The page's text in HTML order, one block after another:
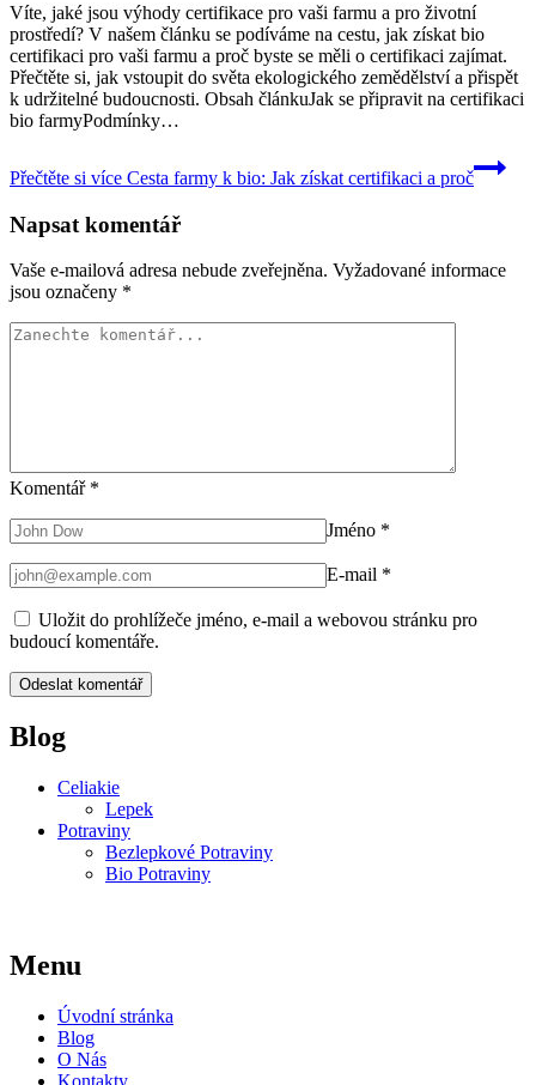
Víte, jaké jsou výhody certifikace ⁢pro ‍vaši farmu a pro životní​
prostředí? V ‌našem článku se podíváme‍ na cestu, jak získat bio
certifikaci pro vaši ‌farmu a‍ proč‍ byste ⁣se ‌měli o certifikaci zajímat.
Přečtěte si, ⁤jak vstoupit do světa⁤ ekologického zemědělství a přispět
k udržitelné budoucnosti. Obsah článkuJak se připravit na certifikaci
​bio farmyPodmínky…
Přečtěte si více Cesta farmy k bio: Jak získat certifikaci a proč
Napsat komentář
Vaše e-mailová adresa nebude zveřejněna. Vyžadované informace
jsou označeny *
Komentář *
Jméno *
E-mail *
Uložit do prohlížeče jméno, e-mail a webovou stránku pro
budoucí komentáře.
Blog
Celiakie
Lepek
Potraviny
Bezlepkové Potraviny
Bio Potraviny
Menu
Úvodní stránka
Blog
O Nás
Kontakty